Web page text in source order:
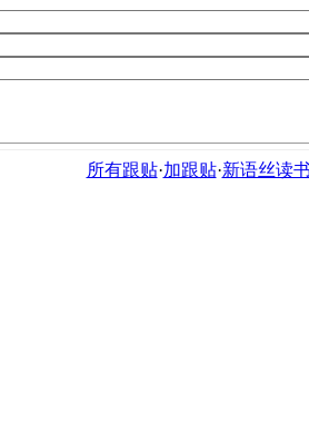
所有跟贴·加跟贴·新语丝读